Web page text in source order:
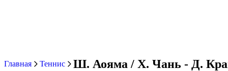
Главная Теннис Ш. Аояма / Х. Чань - Д.